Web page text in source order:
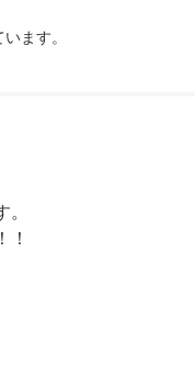
ます。
！